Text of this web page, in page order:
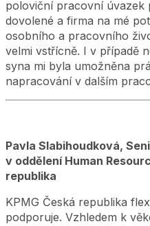
poloviční pracovní úvazek
dovolené a firma na mé
osobního a pracovního
velmi vstřícně. I v případě
syna mi byla umožněna
napracování v dalším
Pavla Slabihoudková,
v oddělení Human
republika
KPMG Česká republika
podporuje. Vzhledem k